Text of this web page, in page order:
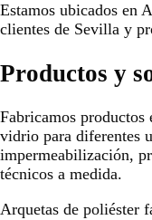
Estamos ubicados en
clientes de Sevilla y
Productos y
Fabricamos
vidrio para diferentes
impermeabilización,
técnicos a medida.
Arquetas de poliéster